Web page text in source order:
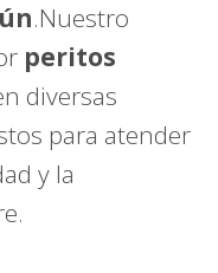
.Nuestro
peritos
diversas
para atender
y la